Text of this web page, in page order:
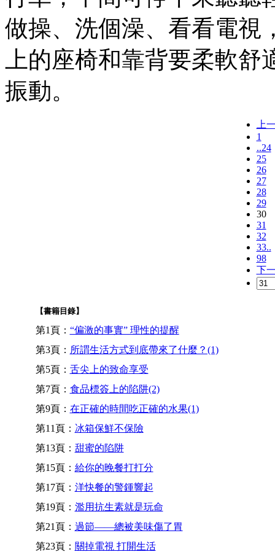
做操、洗個澡、看看電視
上的座椅和靠背要柔軟
振動。
上
1
..24
25
26
27
28
29
30
31
32
33..
98
下
【書籍目錄】
第1頁： “偏激的事實” 理性的提醒
第3頁： 所謂生活方式到底帶來了什麼？(1)
第5頁： 舌尖上的致命享受
第7頁： 食品標簽上的陷阱(2)
第9頁： 在正確的時間吃正確的水果(1)
第11頁： 冰箱保鮮不保險
第13頁： 甜蜜的陷阱
第15頁： 給你的晚餐打打分
第17頁： 洋快餐的警鍾響起
第19頁： 濫用抗生素就是玩命
第21頁： 過節——總被美味傷了胃
第23頁： 關掉電視 打開生活